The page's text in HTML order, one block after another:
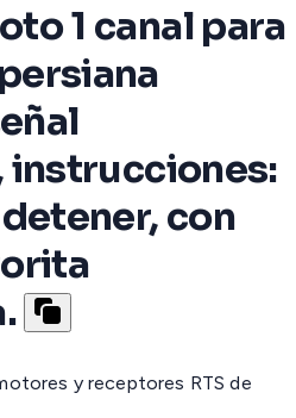
1 canal para
instrucciones:
con
y receptores RTS de